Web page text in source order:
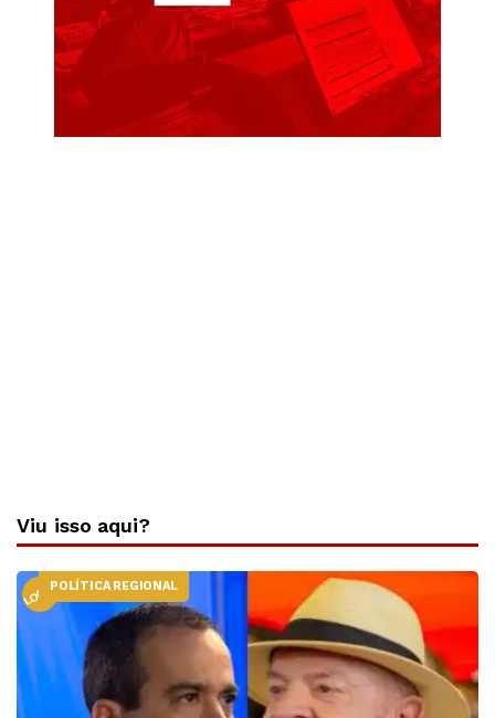
Viu isso aqui?
LOCALPOLÍTICA REGIONAL